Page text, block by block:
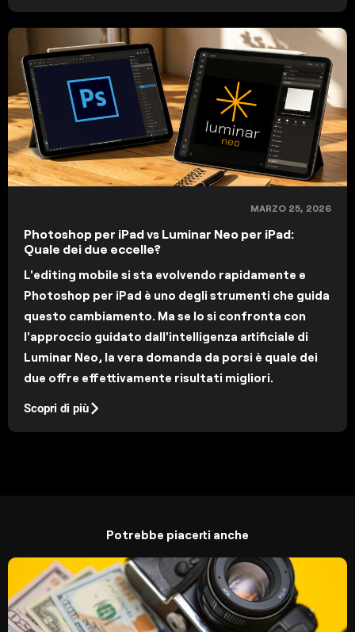
MARZO 25, 2026
Photoshop per iPad vs Luminar Neo per iPad:
Quale dei due eccelle?
L'editing mobile si sta evolvendo rapidamente e
Photoshop per iPad è uno degli strumenti che guida
questo cambiamento. Ma se lo si confronta con
l'approccio guidato dall'intelligenza artificiale di
Luminar Neo, la vera domanda da porsi è quale dei
due offre effettivamente risultati migliori.
Scopri di più
Potrebbe piacerti anche